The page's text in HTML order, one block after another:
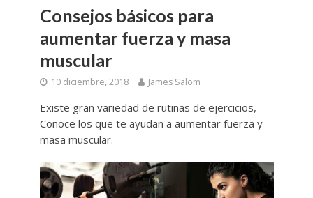
Consejos básicos para
aumentar fuerza y masa
muscular
10 diciembre, 2018 James Salom
Existe gran variedad de rutinas de ejercicios,
Conoce los que te ayudan a aumentar fuerza y
masa muscular.